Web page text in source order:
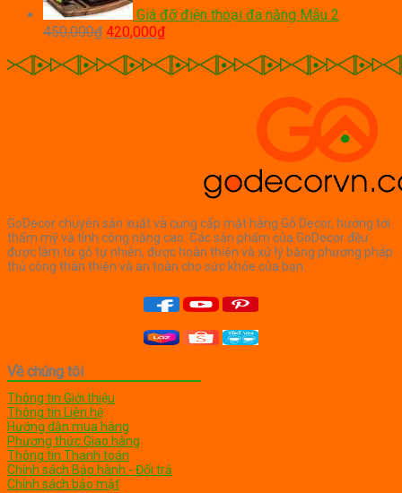
Giá đỡ điện thoại đa năng Mẫu 2
450,000₫ Giá
là:
420,000₫Giá
tại
GoDecor chuyên sản xuất và cung cấp mặt hàng Gỗ Decor, hướng tới
thẩm mỹ và tính công năng cao. Các sản phẩm của GoDecor đều
được làm từ gỗ tự nhiên, được hoàn thiện và xử lý bằng phương pháp
thủ công thân thiện và an toàn cho sức khỏe của bạn.
Về chúng tôi
Thông tin Giới thiệu
Thông tin Liên hệ
Hướng dẫn mua hàng
Phương thức Giao hàng
Thông tin Thanh toán
Chính sách Bảo hành - Đổi trả
Chính sách bảo mật